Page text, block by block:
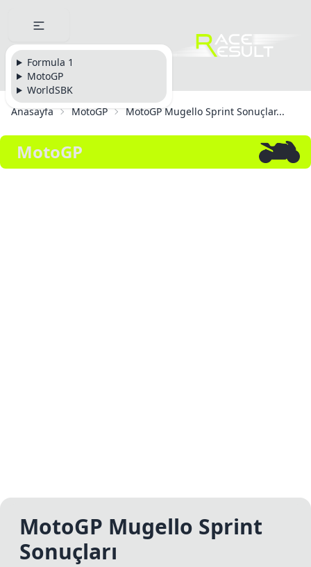
Formula 1
MotoGP
WorldSBK
Anasayfa
MotoGP MotoGP Mugello Sprint Sonuçlar...
MotoGP
MotoGP Mugello Sprint
Sonuçları